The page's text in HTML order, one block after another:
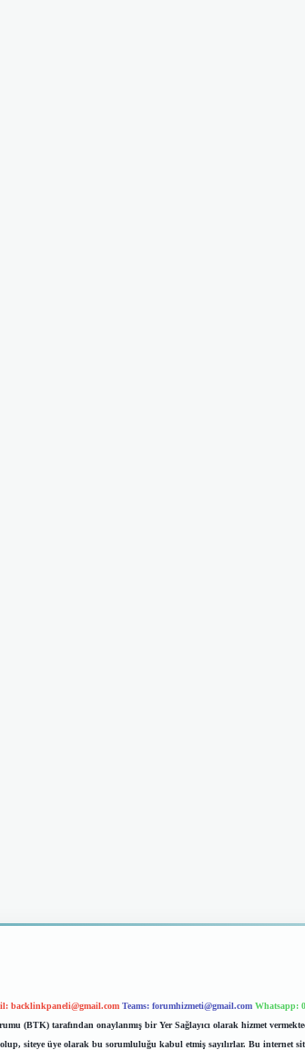
backlinkpaneli@gmail.com Teams: forumhizmeti@gmail.com Whatsapp:
(BTK) tarafından onaylanmış bir Yer Sağlayıcı olarak hizmet
siteye üye olarak bu sorumluluğu kabul etmiş sayılırlar. Bu internet